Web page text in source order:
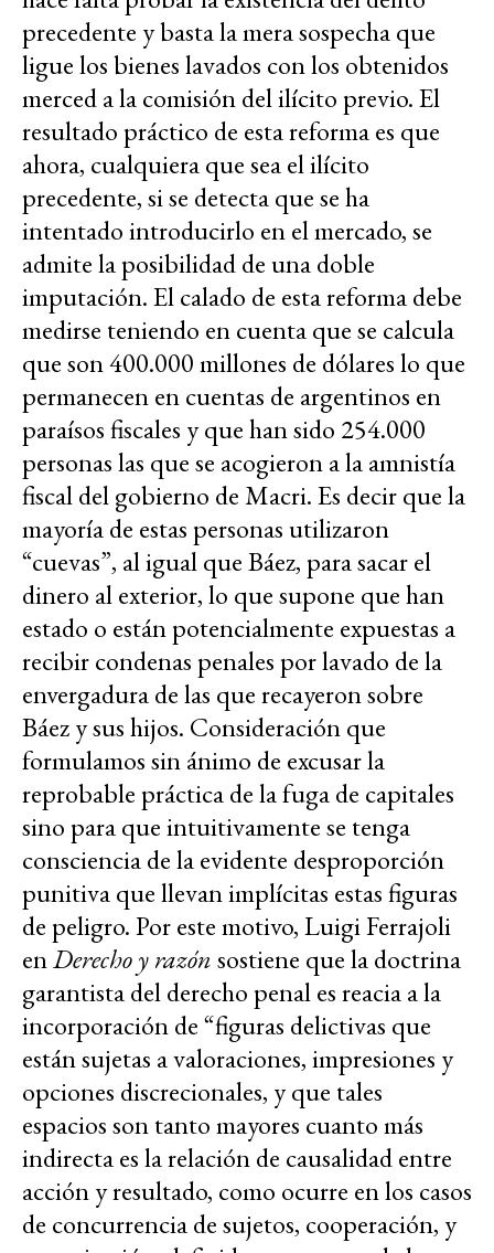
precedente y basta la mera sospecha que
ligue los bienes lavados con los obtenidos
merced a la comisión del ilícito previo. El
resultado práctico de esta reforma es que
ahora, cualquiera que sea el ilícito
precedente, si se detecta que se ha
intentado introducirlo en el mercado, se
admite la posibilidad de una doble
imputación. El calado de esta reforma debe
medirse teniendo en cuenta que se calcula
que son 400.000 millones de dólares lo que
permanecen en cuentas de argentinos en
paraísos fiscales y que han sido 254.000
personas las que se acogieron a la amnistía
fiscal del gobierno de Macri. Es decir que la
mayoría de estas personas utilizaron
“cuevas”, al igual que Báez, para sacar el
dinero al exterior, lo que supone que han
estado o están potencialmente expuestas a
recibir condenas penales por lavado de la
envergadura de las que recayeron sobre
Báez y sus hijos. Consideración que
formulamos sin ánimo de excusar la
reprobable práctica de la fuga de capitales
sino para que intuitivamente se tenga
consciencia de la evidente desproporción
punitiva que llevan implícitas estas figuras
de peligro. Por este motivo, Luigi Ferrajoli
enDerecho y razónsostiene que la doctrina
garantista del derecho penal es reacia a la
incorporación de “figuras delictivas que
están sujetas a valoraciones, impresiones y
opciones discrecionales, y que tales
espacios son tanto mayores cuanto más
indirecta es la relación de causalidad entre
acción y resultado, como ocurre en los casos
de concurrencia de sujetos, cooperación, y